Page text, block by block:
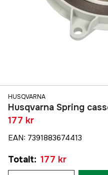
HUSQVARNA
Husqvarna Spring
177 kr
EAN: 7391883674413
Totalt: 177 kr